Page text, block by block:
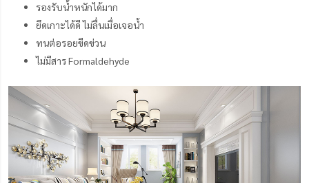
รองรับน้ำหนักได้มาก
ยึดเกาะได้ดี ไม่ลื่นเมื่อเจอน้ำ
ทนต่อรอยขีดข่วน
ไม่มีสาร Formaldehyde